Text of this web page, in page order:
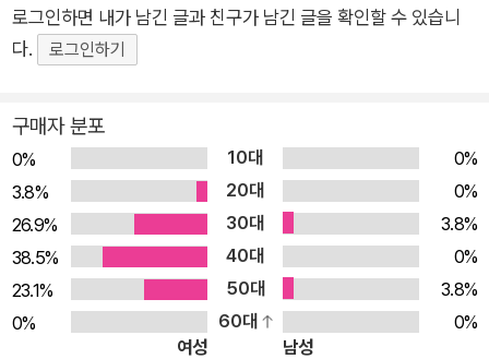
시금 깨닫는다. 특히 이 책에서 빛나는 것은 나이 든 부모님들을
낯선 음식의 세계로 인도하며 식탁 위 대화를 통해 미처 몰랐던
접시를 앞에 두고 망설이면서도 딸의 재촉에 조심스레 맛의 지도
를 넓혀가려는 모습을 보며, 저자는 당신들의 얼마 남지 않은 시
간을 가늠하고는 오늘도 두 분을 최고의 식탁으로 안내하려 열심
을 다한다. 앞으로 엄마 인생에 몇 번의 티라미수가 있을까? (중
략) 시간이 허락하는 한 부지런히 엄마에게 설레는 ‘처음’을 선물
해야겠다. 옹알이, 뒤집기, 걸음마 등등 나의 수많은 처음에 엄마
가 있었던 것처럼 엄마의 무수한 ‘시작’에 이제 내가 있다. _「엄마
의 티라미수」에서 어디를 가든 보리차를 내주면 바닥이 보일 때
로그인하면 내가 남긴 글과 친구가 남긴 글을 확인할 수 있습니
다.
로그인하기
구매자 분포
0% 10대
0%
3.8%
20대
0%
26.9%
30대
3.8%
38.5%
40대
0%
23.1%
50대
3.8%
0%
60대
0%
여성
남성